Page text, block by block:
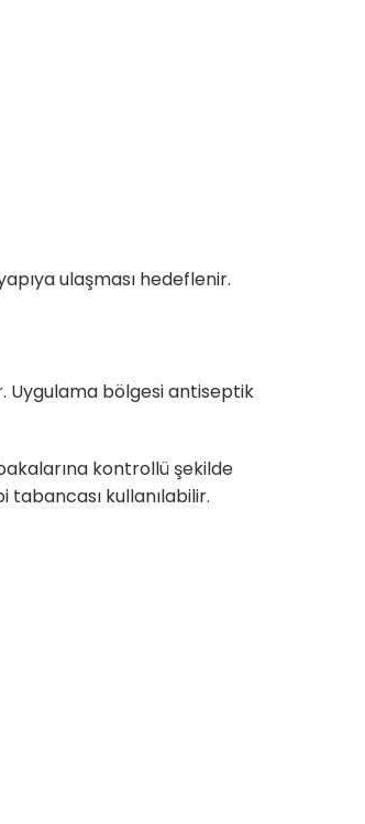
ulaşması hedeflenir.
Uygulama bölgesi antiseptik
kontrollü şekilde
tabancası kullanılabilir.